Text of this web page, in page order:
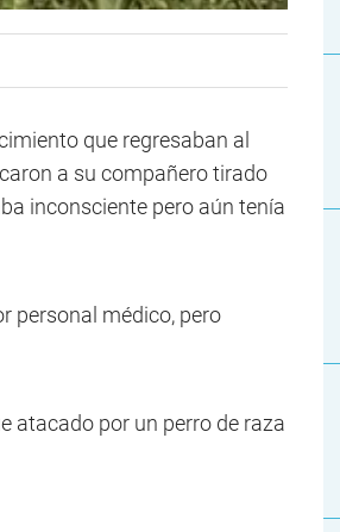
que regresaban al
a su compañero tirado
inconsciente pero aún tenía
personal médico, pero
atacado por un perro de raza